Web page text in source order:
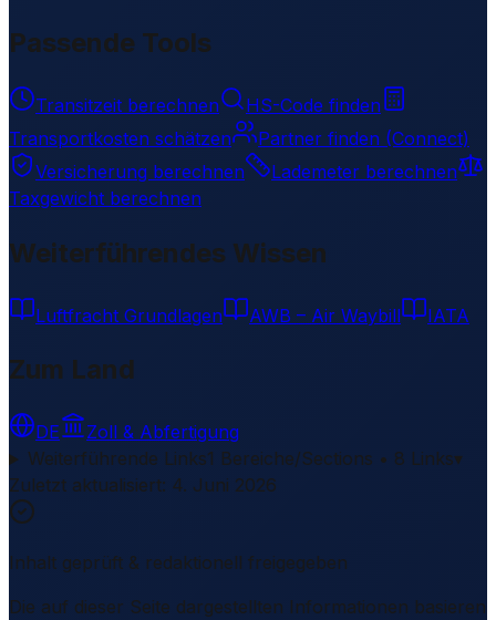
Passende Tools
Transitzeit berechnen
HS-Code finden
Transportkosten schätzen
Partner finden (Connect)
Versicherung berechnen
Lademeter berechnen
Taxgewicht berechnen
Weiterführendes Wissen
Luftfracht Grundlagen AWB – Air Waybill IATA
Zum Land
DE
Zoll & Abfertigung
Weiterführende Links1 Bereiche/Sections • 8 Links▾
Zuletzt aktualisiert: 4. Juni 2026
Inhalt geprüft & redaktionell freigegeben
Die auf dieser Seite dargestellten Informationen basieren